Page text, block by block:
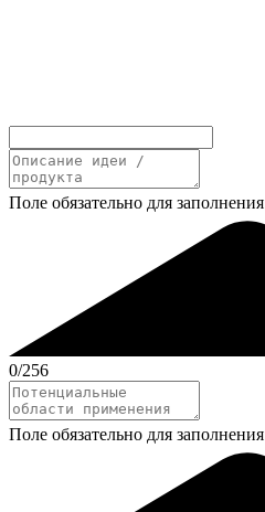
Поле обязательно для заполнения
0/256
Поле обязательно для заполнения